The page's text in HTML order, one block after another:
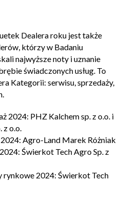
Dealera roku jest także
którzy w Badaniu
najwyższe noty i uznanie
świadczonych usług. To
Kategorii: serwisu, sprzedaży,
2024: PHZ Kalchem sp. z o.o. i
z o.o.
Agro-Land Marek Różniak
Świerkot Tech Agro Sp. z
rynkowe 2024: Świerkot Tech